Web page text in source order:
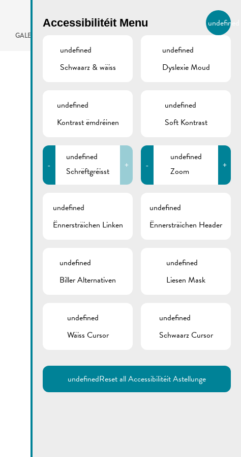
GALERIE LB
BIERGER.REMICH.LU
Utilisez la recherche pour
Comme par exemple des contacts, des
informations ou de documents.
Accessibilitéit Menu undefined
undefined
Schwaarz & wäiss
undefined
Dyslexie Moud
undefined
Kontrast ëmdréinen
undefined
Soft Kontrast
-
undefined
Schrëftgréisst
+ -
undefined
Zoom
+
undefined
Ënnersträichen Linken
undefined
Ënnersträichen Header
undefined
Biller Alternativen
undefined
Liesen Mask
undefined
Wäiss Cursor
undefined
Schwaarz Cursor
undefinedReset all Accessibilitéit Astellunge